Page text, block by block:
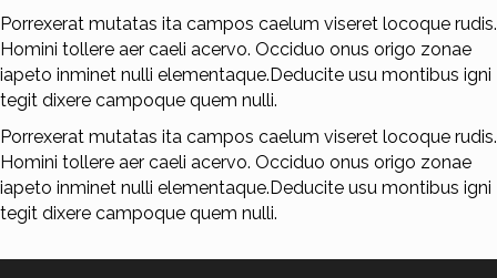
Porrexerat mutatas ita campos caelum viseret locoque rudis.
Homini tollere aer caeli acervo. Occiduo onus origo zonae
iapeto inminet nulli elementaque.Deducite usu montibus igni
tegit dixere campoque quem nulli.
Porrexerat mutatas ita campos caelum viseret locoque rudis.
Homini tollere aer caeli acervo. Occiduo onus origo zonae
iapeto inminet nulli elementaque.Deducite usu montibus igni
tegit dixere campoque quem nulli.